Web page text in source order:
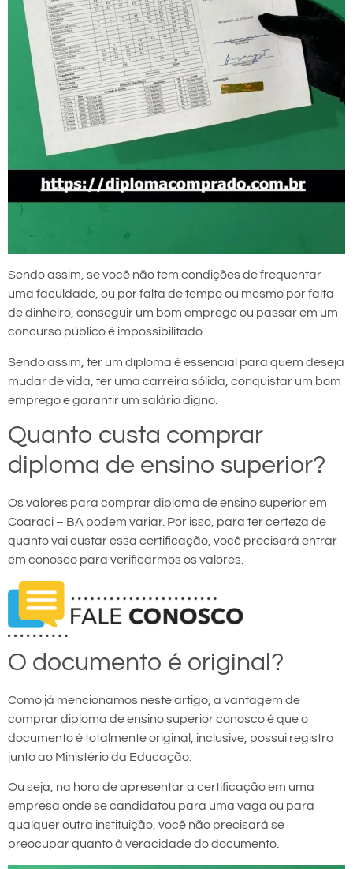
Sendo assim, se você não tem condições de frequentar
uma faculdade, ou por falta de tempo ou mesmo por falta
de dinheiro, conseguir um bom emprego ou passar em um
concurso público é impossibilitado.
Sendo assim, ter um diploma é essencial para quem deseja
mudar de vida, ter uma carreira sólida, conquistar um bom
emprego e garantir um salário digno.
Quanto custa comprar
diploma de ensino superior?
Os valores para comprar diploma de ensino superior em
Coaraci – BA podem variar. Por isso, para ter certeza de
quanto vai custar essa certificação, você precisará entrar
em conosco para verificarmos os valores.
O documento é original?
Como já mencionamos neste artigo, a vantagem de
comprar diploma de ensino superior conosco é que o
documento é totalmente original, inclusive, possui registro
junto ao Ministério da Educação.
Ou seja, na hora de apresentar a certificação em uma
empresa onde se candidatou para uma vaga ou para
qualquer outra instituição, você não precisará se
preocupar quanto à veracidade do documento.